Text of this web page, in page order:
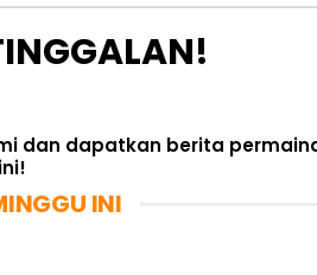
dan dapatkan berita
INI